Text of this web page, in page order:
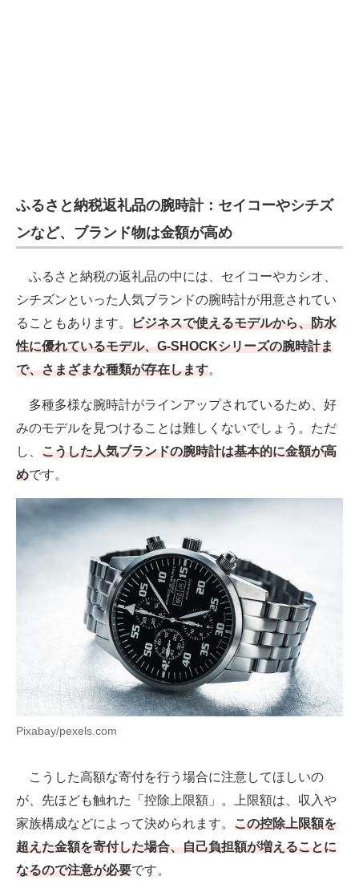
ふるさと納税返礼品の腕時計：セイコーやシチズ
ンなど、ブランド物は金額が高め
ふるさと納税の返礼品の中には、セイコーやカシオ、
シチズンといった人気ブランドの腕時計が用意されてい
ることもあります。 ビジネスで使えるモデルから、防水
性に優れているモデル、G-SHOCKシリーズの腕時計ま
で、さまざまな種類が存在します。
多種多様な腕時計がラインアップされているため、好
みのモデルを見つけることは難しくないでしょう。ただ
し、 こうした人気ブランドの腕時計は基本的に金額が高
めです。
Pixabay/pexels.com
こうした高額な寄付を行う場合に注意してほしいの
が、先ほども触れた「控除上限額」。上限額は、収入や
家族構成などによって決められます。 この控除上限額を
超えた金額を寄付した場合、自己負担額が増えることに
なるので注意が必要です。